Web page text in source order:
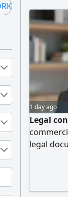
1 day ago
Legal
legal